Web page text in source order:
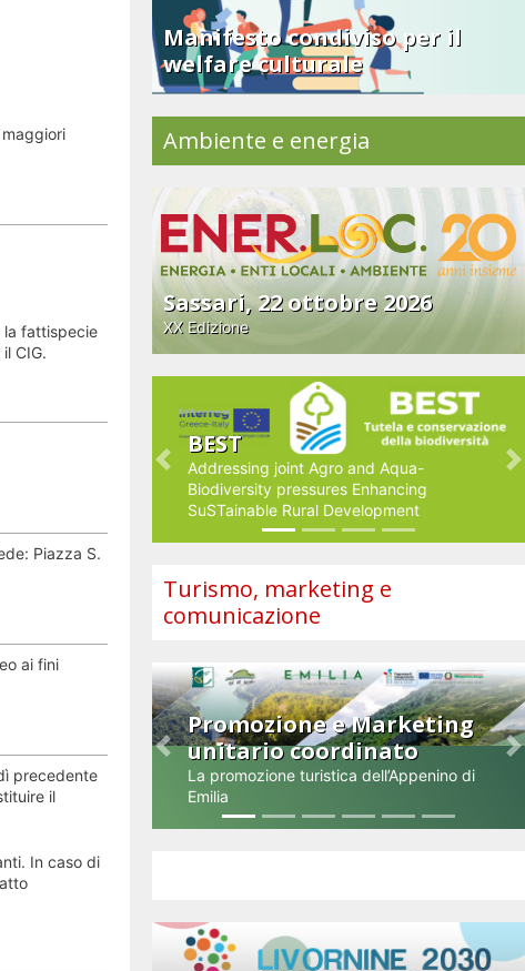
maggiori
la fattispecie
CIG.
Piazza S.
ai fini
precedente
il
In caso di
Manifesto condiviso per il
welfare culturale
Ambiente e energia
Sassari, 22 ottobre 2026
XX Edizione
BEST
Addressing joint Agro and Aqua-
Biodiversity pressures Enhancing
SuSTainable Rural Development
Previous
Turismo, marketing e
comunicazione
Promozione e Marketing
unitario coordinato
La promozione turistica dell’Appenino di
Emilia
Previous